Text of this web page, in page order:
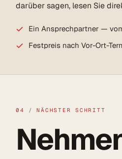
darüber sagen, lesen Sie
Ein Ansprechpartner —
Festpreis nach Vor-Ort-
04 / NÄCHSTER SCHRITT